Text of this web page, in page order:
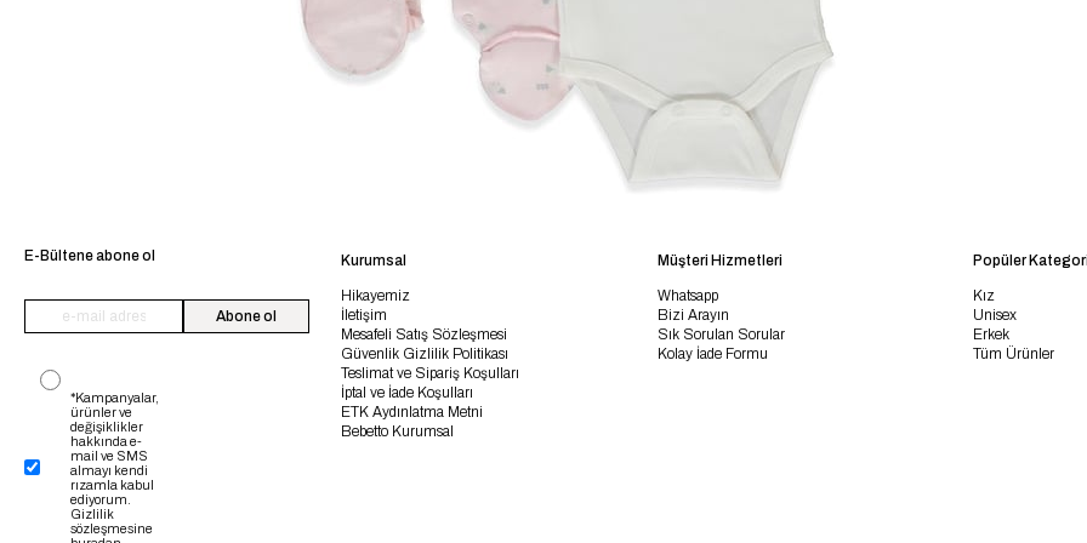
E-Bültene abone ol
Abone ol
*Kampanyalar,
ürünler ve
değişiklikler
hakkında e-
mail ve SMS
almayı kendi
rızamla kabul
ediyorum.
Gizlilik
sözleşmesine
Kurumsal
Hikayemiz
İletişim
Mesafeli Satış Sözleşmesi
Güvenlik Gizlilik Politikası
Teslimat ve Sipariş Koşulları
İptal ve İade Koşulları
ETK Aydınlatma Metni
Bebetto Kurumsal
Müşteri Hizmetleri
Whatsapp
Bizi Arayın
Sık Sorulan Sorular
Kolay İade Formu
Popüler
Kız
Unisex
Erkek
Tüm Ürünler